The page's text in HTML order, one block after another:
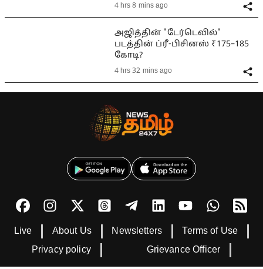
4 hrs 8 mins ago
அஜித்தின் "டேர்டெவில்"
படத்தின் ப்ரீ-பிசினஸ் ₹175–185
கோடி?
4 hrs 32 mins ago
Live About Us Newsletters
Terms of Use
Privacy policy
Grievance Officer